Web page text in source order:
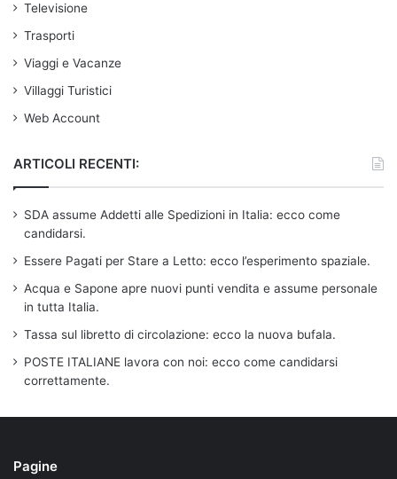
Televisione
Trasporti
Viaggi e Vacanze
Villaggi Turistici
Web Account
ARTICOLI RECENTI:
SDA assume Addetti alle Spedizioni in Italia: ecco come
candidarsi.
Essere Pagati per Stare a Letto: ecco l’esperimento spaziale.
Acqua e Sapone apre nuovi punti vendita e assume personale
in tutta Italia.
Tassa sul libretto di circolazione: ecco la nuova bufala.
POSTE ITALIANE lavora con noi: ecco come candidarsi
correttamente.
Pagine